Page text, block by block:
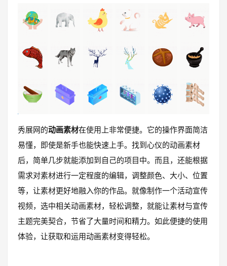
秀展网的动画素材在使用上非常便捷。它的操作界面简洁
易懂，即使是新手也能快速上手。找到心仪的动画素材
后，简单几步就能添加到自己的项目中。而且，还能根据
需求对素材进行一定程度的编辑，调整颜色、大小、位置
等，让素材更好地融入你的作品。就像制作一个活动宣传
视频，选中相关动画素材，轻松调整，就能让素材与宣传
主题完美契合，节省了大量时间和精力。如此便捷的使用
体验，让获取和运用动画素材变得轻松。